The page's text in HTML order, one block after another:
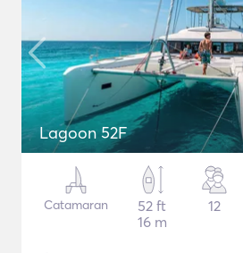
Lagoon 52F
Catamaran
52 ft
16 m
12